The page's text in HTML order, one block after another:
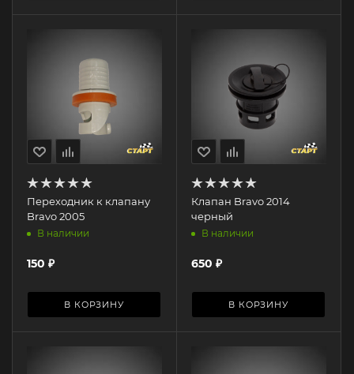
Переходник к клапану
Bravo 2005
В наличии
150 ₽
В КОРЗИНУ
Клапан Bravo 2014
черный
В наличии
650 ₽
В КОРЗИНУ